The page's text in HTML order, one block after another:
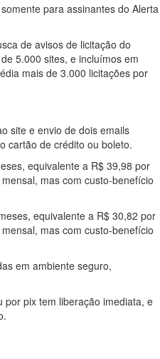
para assinantes do Alerta
de avisos de licitação do
5.000 sites, e incluímos em
mais de 3.000 licitações por
site e envio de dois emails
cartão de crédito ou boleto.
equivalente a R$ 39,98 por
mas com custo-benefício
equivalente a R$ 30,82 por
mas com custo-benefício
em ambiente seguro,
pix tem liberação imediata, e